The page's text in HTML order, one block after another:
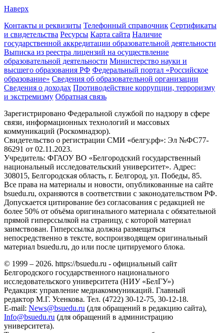
Наверх
Контакты и реквизиты Телефонный справочник Сертификаты
и свидетельства Ресурсы Карта сайта Наличие
государственной аккредитации образовательной деятельности
Выписка из реестра лицензий на осуществление
образовательной деятельности Министерствo науки и
высшего образования РФ Федеральный портал «Российское
образование» Сведения об образовательной организации
Сведения о доходах Противодействие коррупции, терроризму
и экстремизму Обратная связь
Зарегистрировано Федеральной службой по надзору в сфере
связи, информационных технологий и массовых
коммуникаций (Роскомнадзор).
Свидетельство о регистрации СМИ «белгу.рф»: Эл №ФС77-
86291 от 02.11.2023.
Учредитель: ФГАОУ ВО «Белгородский государственный
национальный исследовательский университет». Адрес:
308015, Белгородская область, г. Белгород, ул. Победы, 85.
Все права на материалы и новости, опубликованные на сайте
bsuedu.ru, охраняются в соответствии с законодательством РФ.
Допускается цитирование без согласования с редакцией не
более 50% от объёма оригинального материала с обязательной
прямой гиперссылкой на страницу, с которой материал
заимствован. Гиперссылка должна размещаться
непосредственно в тексте, воспроизводящем оригинальный
материал bsuedu.ru, до или после цитируемого блока.
© 1999 – 2026. https://bsuedu.ru - официальный сайт
Белгородского государственного национального
исследовательского университета (НИУ «БелГУ»)
Редакция: управление медиакоммуникаций. Главный
редактор М.Г. Усенкова. Тел. (4722) 30-12-75, 30-12-18.
E-mail: News@bsuedu.ru (для обращений в редакцию сайта),
Info@bsuedu.ru (для обращений в администрацию
университета).